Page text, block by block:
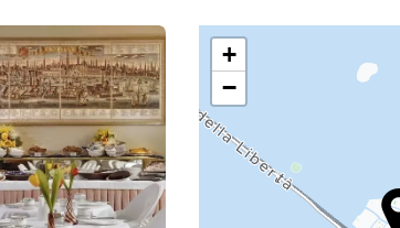
Vizualizare 25 poze
+
−